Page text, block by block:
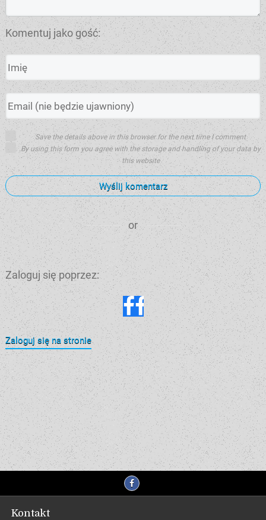
Komentuj jako gość:
Save the details above in this browser for the next time I comment
By using this form you agree with the storage and handling of your data by
this website
Wyślij komentarz
or
Zaloguj się poprzez:
Zaloguj się na stronie
Kontakt